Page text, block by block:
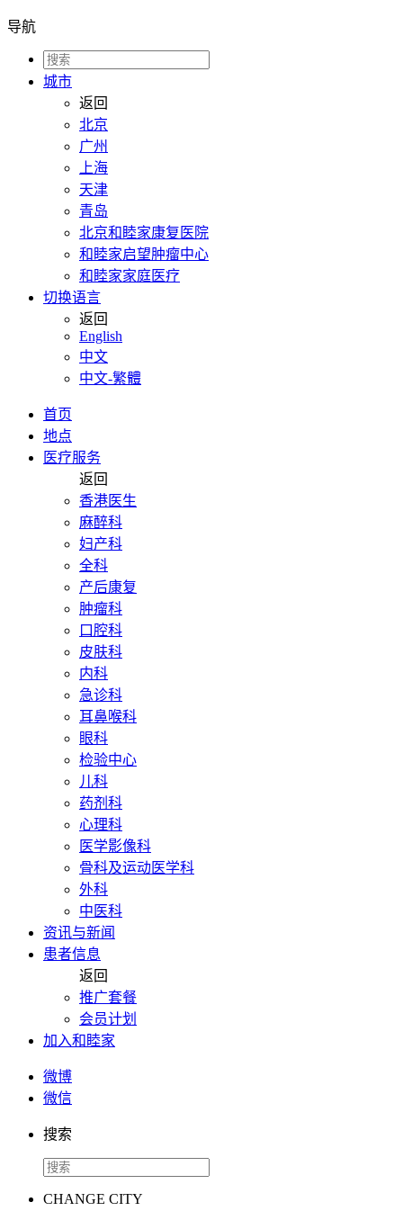
导航
城市
返回
北京
广州
上海
天津
青岛
北京和睦家康复医院
和睦家启望肿瘤中心
和睦家家庭医疗
切换语言
返回
English
中文
中文-繁體
首页
地点
医疗服务
返回
香港医生
麻醉科
妇产科
全科
产后康复
肿瘤科
口腔科
皮肤科
内科
急诊科
耳鼻喉科
眼科
检验中心
儿科
药剂科
心理科
医学影像科
骨科及运动医学科
外科
中医科
资讯与新闻
患者信息
返回
推广套餐
会员计划
加入和睦家
微博
微信
搜索
CHANGE CITY